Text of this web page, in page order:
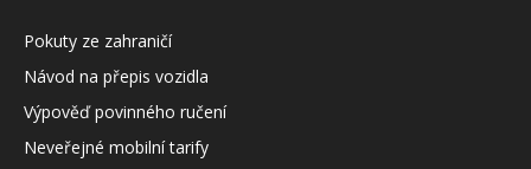
Pokuty ze zahraničí
Návod na přepis vozidla
Výpověď povinného ručení
Neveřejné mobilní tarify